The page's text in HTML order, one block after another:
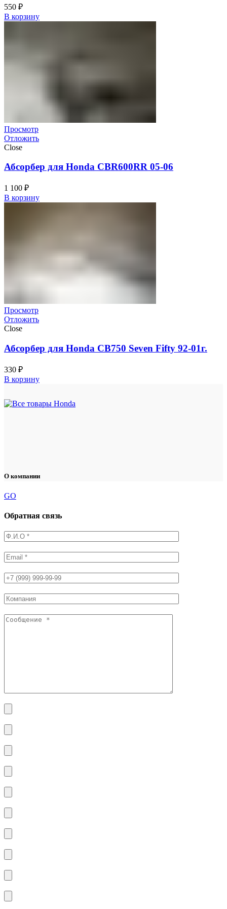
550 ₽
В корзину
Просмотр
Отложить
Close
Абсорбер для Honda CBR600RR 05-06
1 100 ₽
В корзину
Просмотр
Отложить
Close
Абсорбер для Honda CB750 Seven Fifty 92-01г.
330 ₽
В корзину
О компании
GO
Обратная связь